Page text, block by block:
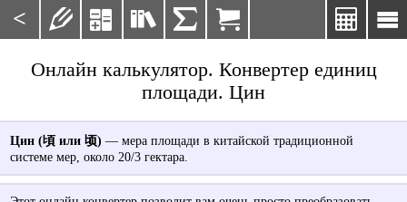
< 

    
Онлайн калькулятор. Конвертер единиц
площади. Цин
Цин (頃 или 顷) — мера площади в китайской традиционной
системе мер, около 20/3 гектара.